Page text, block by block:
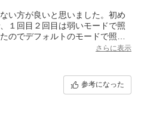
い方が良いと思いました。初め
１回目２回目は弱いモードで照
のでデフォルトのモードで照射
うに赤くなり痒みが酷かったで
が、赤さはまだ残ってます。せ
い方ではないですが、こんな症
。体質等個人差があると思うの
さらに表示
参考になった